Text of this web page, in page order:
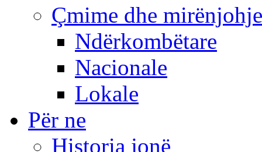
Çmime dhe mirënjohje
Ndërkombëtare
Nacionale
Lokale
Për ne
Historia jonë